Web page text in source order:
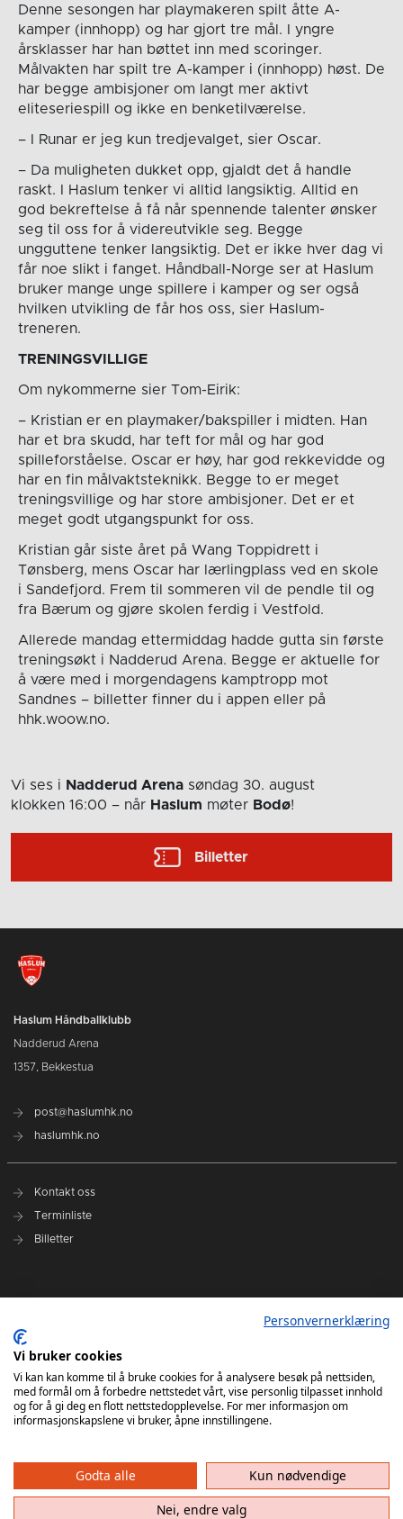
Denne sesongen har playmakeren spilt åtte A-
kamper (innhopp) og har gjort tre mål. I yngre
årsklasser har han bøttet inn med scoringer.
Målvakten har spilt tre A-kamper i (innhopp) høst. De
har begge ambisjoner om langt mer aktivt
eliteseriespill og ikke en benketilværelse.
– I Runar er jeg kun tredjevalget, sier Oscar.
– Da muligheten dukket opp, gjaldt det å handle
raskt. I Haslum tenker vi alltid langsiktig. Alltid en
god bekreftelse å få når spennende talenter ønsker
seg til oss for å videreutvikle seg. Begge
ungguttene tenker langsiktig. Det er ikke hver dag vi
får noe slikt i fanget. Håndball-Norge ser at Haslum
bruker mange unge spillere i kamper og ser også
hvilken utvikling de får hos oss, sier Haslum-
treneren.
TRENINGSVILLIGE
Om nykommerne sier Tom-Eirik:
– Kristian er en playmaker/bakspiller i midten. Han
har et bra skudd, har teft for mål og har god
spilleforståelse. Oscar er høy, har god rekkevidde og
har en fin målvaktsteknikk. Begge to er meget
treningsvillige og har store ambisjoner. Det er et
meget godt utgangspunkt for oss.
Kristian går siste året på Wang Toppidrett i
Tønsberg, mens Oscar har lærlingplass ved en skole
i Sandefjord. Frem til sommeren vil de pendle til og
fra Bærum og gjøre skolen ferdig i Vestfold.
Allerede mandag ettermiddag hadde gutta sin første
treningsøkt i Nadderud Arena. Begge er aktuelle for
å være med i morgendagens kamptropp mot
Sandnes – billetter finner du i appen eller på
hhk.woow.no.
Vi ses i Nadderud Arena søndag 30. august
klokken 16:00 – når Haslum møter Bodø!
Billetter
Haslum Håndballklubb
Nadderud Arena
1357, Bekkestua
post@haslumhk.no
haslumhk.no
Kontakt oss
Terminliste
Billetter
Ansvarlig redaktør: Tore Solberg
Haslum HK har ikke ansvar for innhold på eksterne nettsider som det lenkes til. Kopiering
av materiale fra Haslum HK for bruk annet sted er ikke tillatt uten avtale.
Personvernerklæring
Vi bruker cookies
Vi kan kan komme til å bruke cookies for å analysere besøk på nettsiden,
med formål om å forbedre nettstedet vårt, vise personlig tilpasset innhold
og for å gi deg en flott nettstedopplevelse. For mer informasjon om
informasjonskapslene vi bruker, åpne innstillingene.
Godta alle
Kun nødvendige
Nei, endre valg